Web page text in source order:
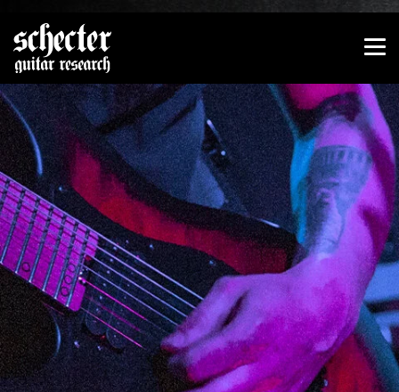
Zeige besser passende Version dieser Seite
Diese Meldung nicht mehr anzeigen